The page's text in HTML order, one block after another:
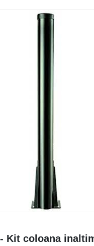
- Kit coloana